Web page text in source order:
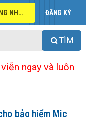
ĐĂNG NHẬP ĐĂNG KÝ
TÌM
ngay và luôn
bảo hiểm Mic